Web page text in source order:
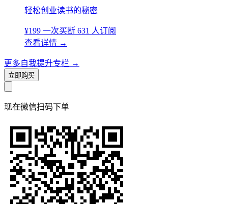
轻松创业读书的秘密
¥199 一次买断 631 人订阅
查看详情 →
更多自我提升专栏 →
立即购买
现在微信扫码下单